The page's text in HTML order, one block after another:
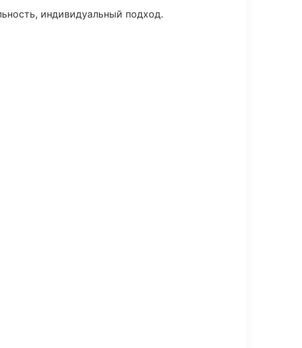
индивидуальный подход.